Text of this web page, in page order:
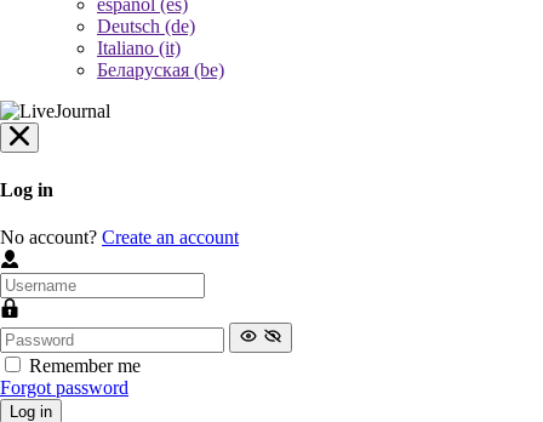
español (es)
Deutsch (de)
Italiano (it)
Беларуская (be)
Log in
No account? Create an account
Remember me
Forgot password
Log in